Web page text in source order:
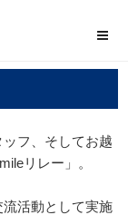
フ、そしてお越
リレー」。
流活動として実施